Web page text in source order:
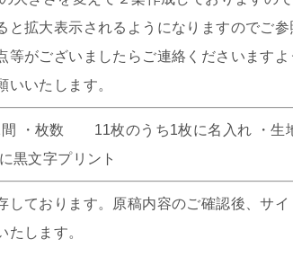
と拡大表示されるようになりますのでご
等がございましたらご連絡くださいます
いたします。
間 ・枚数 11枚のうち1枚に名入れ ・
黒文字プリント
しております。原稿内容のご確認後、サ
します。